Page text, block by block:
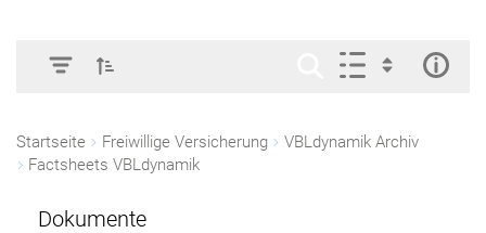
Startseite Freiwillige Versicherung
VBLdynamik Archiv
Factsheets VBLdynamik
Dokumente